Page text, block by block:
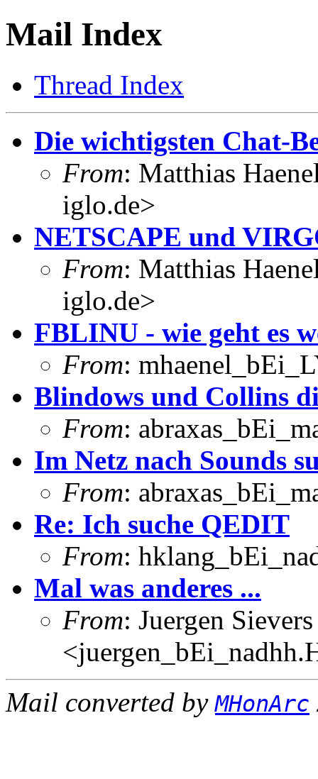
Mail Index
Thread Index
Die wichtigsten Chat-
From: Matthias
iglo.de>
NETSCAPE und
From: Matthias
iglo.de>
FBLINU - wie geht es
From:
Blindows und Collins
From:
Im Netz nach Sounds
From:
Re: Ich suche QEDIT
From:
Mal was anderes ...
From: Juergen Sievers
Mail converted byMHonArc